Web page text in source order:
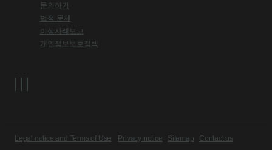
문의하기
법적 문제
이상사례보고
개인정보보호정책
Legal notice and Terms of Use Privacy notice Sitemap Contact us